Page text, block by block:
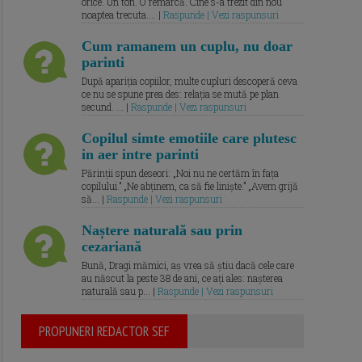
noaptea trecuta.... | Raspunde | Vezi raspunsuri
Cum ramanem un cuplu, nu doar
parinti
După apariția copiilor, multe cupluri descoperă ceva
ce nu se spune prea des: relația se mută pe plan
secund. ... | Raspunde | Vezi raspunsuri
Copilul simte emotiile care plutesc
in aer intre parinti
Părinții spun deseori: „Noi nu ne certăm în fața
copilului.” „Ne abținem, ca să fie liniște.” „Avem grijă
să... | Raspunde | Vezi raspunsuri
Naștere naturală sau prin
cezariană
Bună, Dragi mămici, aș vrea să știu dacă cele care
au născut la peste 38 de ani, ce ați ales: nașterea
naturală sau p... | Raspunde | Vezi raspunsuri
PROPUNERI REDACTOR SEF